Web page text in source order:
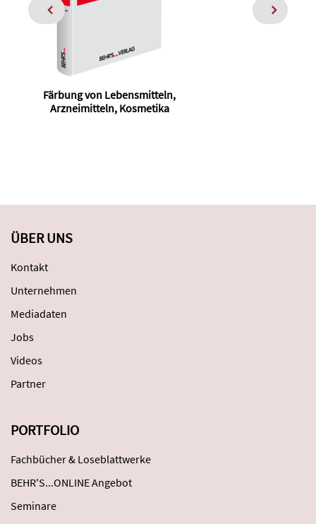
Färbung von Lebensmitteln,
Arzneimitteln, Kosmetika
ÜBER UNS
Kontakt
Unternehmen
Mediadaten
Jobs
Videos
Partner
PORTFOLIO
Fachbücher & Loseblattwerke
BEHR'S...ONLINE Angebot
Seminare